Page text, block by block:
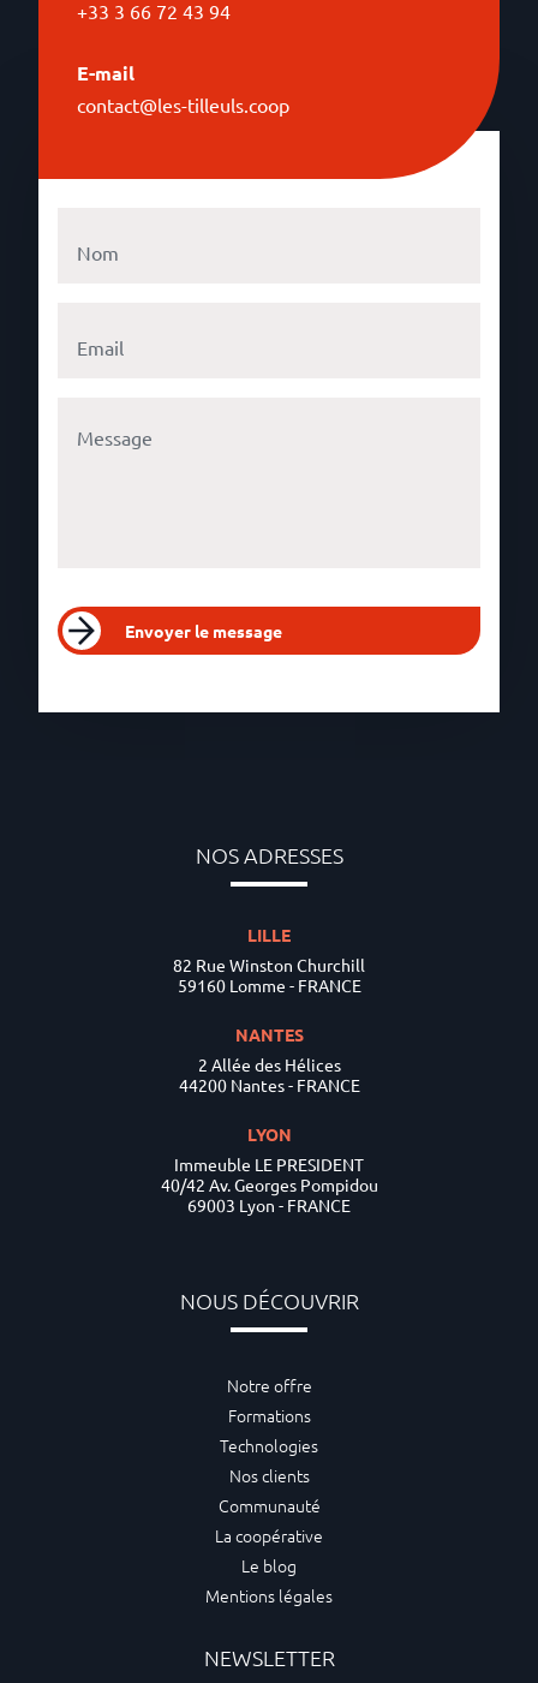
+33 3 66 72 43 94
E-mail
contact@les-tilleuls.coop
Envoyer le message
NOS ADRESSES
LILLE
82 Rue Winston Churchill
59160 Lomme - FRANCE
NANTES
2 Allée des Hélices
44200 Nantes - FRANCE
LYON
Immeuble LE PRESIDENT
40/42 Av. Georges Pompidou
69003 Lyon - FRANCE
NOUS DÉCOUVRIR
Notre offre
Formations
Technologies
Nos clients
Communauté
La coopérative
Le blog
Mentions légales
NEWSLETTER